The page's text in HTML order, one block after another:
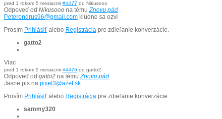
pred 1 rokom 5 mesiacmi #4477 od Nikusooo
Odpoveď od Nikusooo na témuZnovu pád
Peterondrus96@gmail.com kludne sa ozvi
Prosím Prihlásiť alebo Registrácia pre zdieľanie konverzácie.
gatto2
Viac
pred 1 rokom 5 mesiacmi #4476 od gatto2
Odpoveď od gatto2 na témuZnovu pád
Jasne pis na pixel3@azet.sk
Prosím Prihlásiť alebo Registrácia pre zdieľanie konverzácie.
sammy320